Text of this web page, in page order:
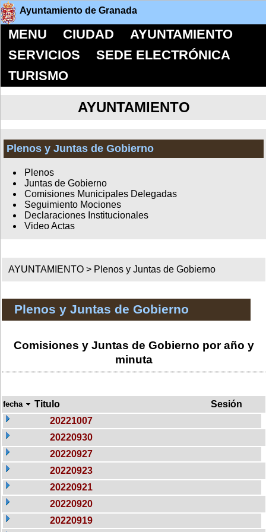
Ayuntamiento de Granada
MENU CIUDAD
AYUNTAMIENTO
SERVICIOS
SEDE ELECTRÓNICA
TURISMO
AYUNTAMIENTO
Plenos y Juntas de Gobierno
Plenos
Juntas de Gobierno
Comisiones Municipales Delegadas
Seguimiento Mociones
Declaraciones Institucionales
Video Actas
AYUNTAMIENTO > Plenos y Juntas de Gobierno
Plenos y Juntas de Gobierno
Comisiones y Juntas de Gobierno por año y
minuta
fecha Titulo
Sesión
20221007
20220930
20220927
20220923
20220921
20220920
20220919